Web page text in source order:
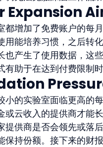
Expansion
都增加了免费账户的每
用能培养习惯，之后转化
也产生了使用数据，这
有助于在达到付费限制时
小的实验室面临更高的
或云收入的提供商才能长
提供商是否会领先或落
保持份额。接下来的财